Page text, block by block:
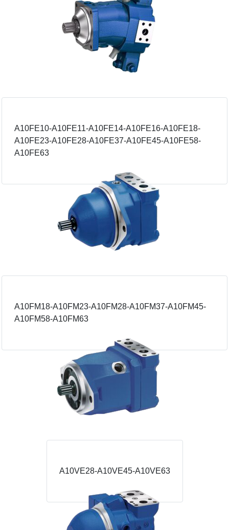
A10FE10-A10FE11-A10FE14-A10FE16-A10FE18-
A10FE23-A10FE28-A10FE37-A10FE45-A10FE58-
A10FE63
A10FM18-A10FM23-A10FM28-A10FM37-A10FM45-
A10FM58-A10FM63
A10VE28-A10VE45-A10VE63